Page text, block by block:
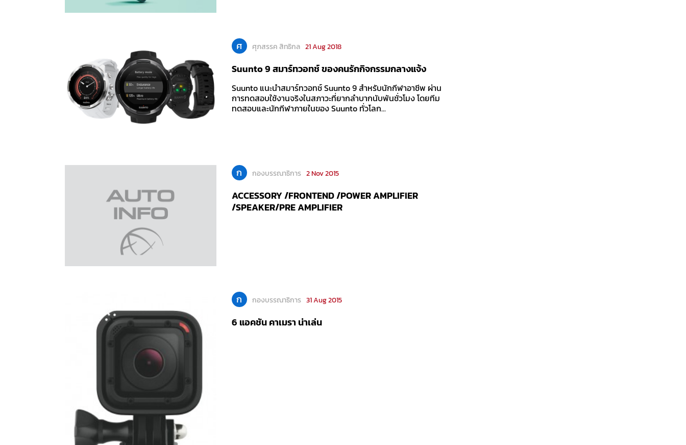
ศ ศุภสรรค สิทธิกล 21 Aug 2018
Suunto 9 สมาร์ทวอทช์ ของคนรักกิจกรรมกลางแจ้ง
Suunto แนะนำสมาร์ทวอทช์ Suunto 9 สำหรับนักกีฬาอาชีพ ผ่าน
การทดสอบใช้งานจริงในสภาวะที่ยากลำบากนับพันชั่วโมง โดยทีม
ทดสอบและนักกีฬาภายในของ Suunto ทั่วโลก...
ก กองบรรณาธิการ 2 Nov 2015
ACCESSORY /FRONTEND /POWER AMPLIFIER
/SPEAKER/PRE AMPLIFIER
ก กองบรรณาธิการ 31 Aug 2015
6 แอคชัน คาเมรา น่าเล่น